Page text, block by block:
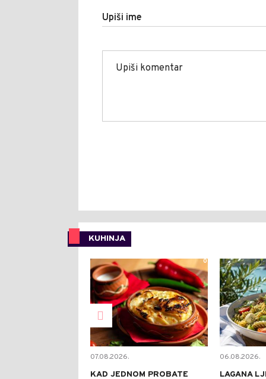
Upiši ime
KUHINJA
0
07.08.2026.
KAD JEDNOM PROBATE
06.08.2026.
LAGANA